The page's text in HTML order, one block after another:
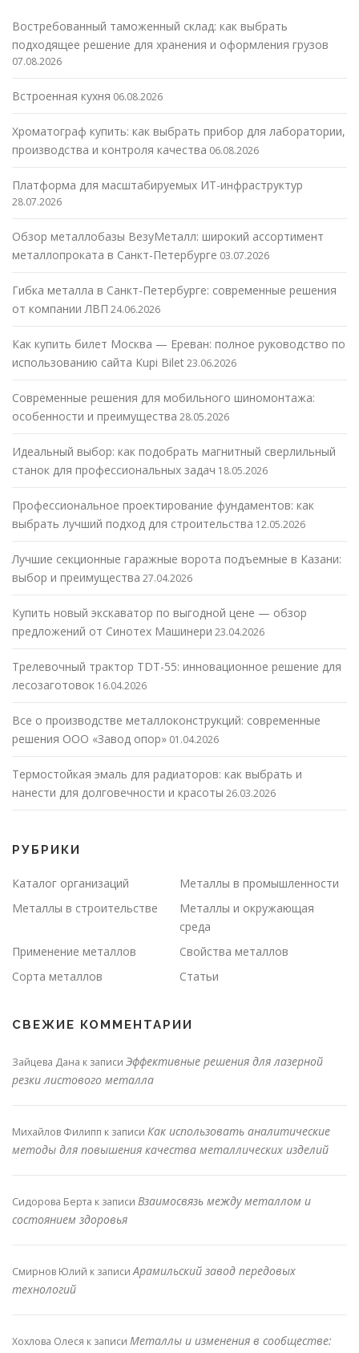
Востребованный таможенный склад: как выбрать
подходящее решение для хранения и оформления грузов
07.08.2026
Встроенная кухня 06.08.2026
Хроматограф купить: как выбрать прибор для лаборатории,
производства и контроля качества 06.08.2026
Платформа для масштабируемых ИТ-инфраструктур
28.07.2026
Обзор металлобазы ВезуМеталл: широкий ассортимент
металлопроката в Санкт-Петербурге 03.07.2026
Гибка металла в Санкт-Петербурге: современные решения
от компании ЛВП 24.06.2026
Как купить билет Москва — Ереван: полное руководство по
использованию сайта Kupi Bilet23.06.2026
Современные решения для мобильного шиномонтажа:
особенности и преимущества 28.05.2026
Идеальный выбор: как подобрать магнитный сверлильный
станок для профессиональных задач 18.05.2026
Профессиональное проектирование фундаментов: как
выбрать лучший подход для строительства 12.05.2026
Лучшие секционные гаражные ворота подъемные в Казани:
выбор и преимущества 27.04.2026
Купить новый экскаватор по выгодной цене — обзор
предложений от Синотех Машинери 23.04.2026
Трелевочный трактор TDT-55: инновационное решение для
лесозаготовок 16.04.2026
Все о производстве металлоконструкций: современные
решения ООО «Завод опор» 01.04.2026
Термостойкая эмаль для радиаторов: как выбрать и
нанести для долговечности и красоты 26.03.2026
РУБРИКИ
Каталог организаций
Металлы в промышленности
Металлы в строительстве
Металлы и окружающая
среда
Применение металлов
Свойства металлов
Сорта металлов
Статьи
СВЕЖИЕ КОММЕНТАРИИ
Зайцева Дана к записи Эффективные решения для лазерной
резки листового металла
Михайлов Филипп к записи Как использовать аналитические
методы для повышения качества металлических изделий
Сидорова Берта к записи Взаимосвязь между металлом и
состоянием здоровья
Смирнов Юлий к записиАрамильский завод передовых
технологий
Хохлова Олеся к записи Металлы и изменения в сообществе: